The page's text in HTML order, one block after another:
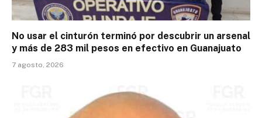
No usar el cinturón terminó por descubrir un arsenal
y más de 283 mil pesos en efectivo en Guanajuato
7 agosto, 2026